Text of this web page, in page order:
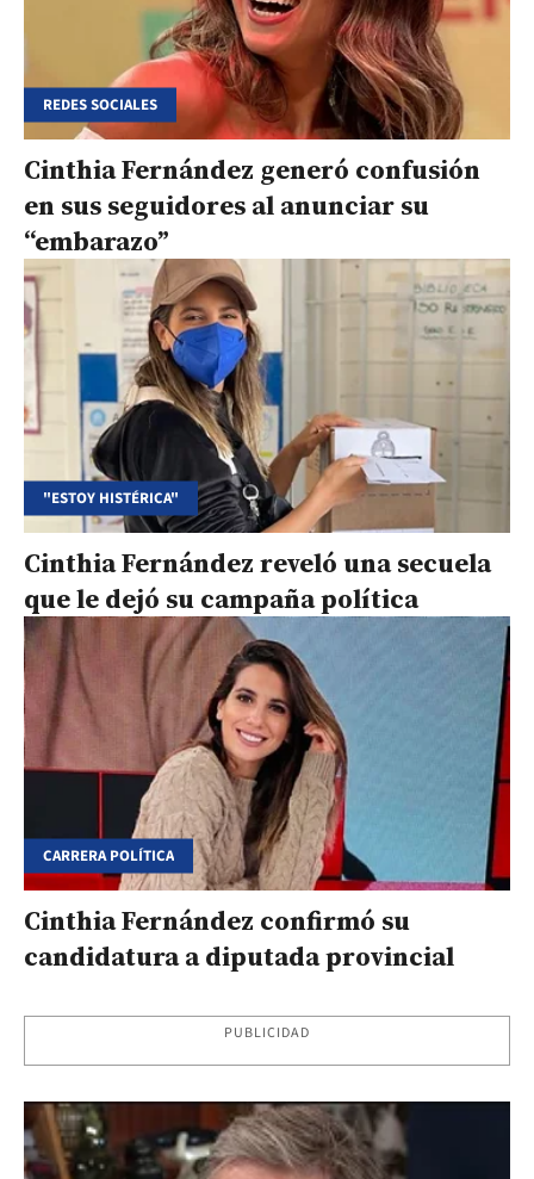
REDES SOCIALES
Cinthia Fernández generó confusión
en sus seguidores al anunciar su
“embarazo”
"ESTOY HISTÉRICA"
Cinthia Fernández reveló una secuela
que le dejó su campaña política
CARRERA POLÍTICA
Cinthia Fernández confirmó su
candidatura a diputada provincial
PUBLICIDAD